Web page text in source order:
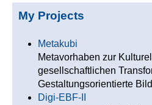
My Projects
Metakubi
Metavorhaben zur
gesellschaftlichen
Gestaltungsorientierte
Digi-EBF-II